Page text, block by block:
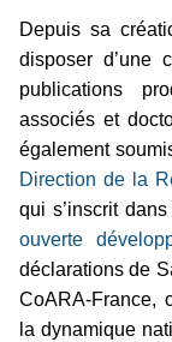
Depuis sa
disposer d’une
publications
associés et
également
Direction de la
qui s’inscrit
ouverte
déclarations de
CoARA-France,
la dynamique